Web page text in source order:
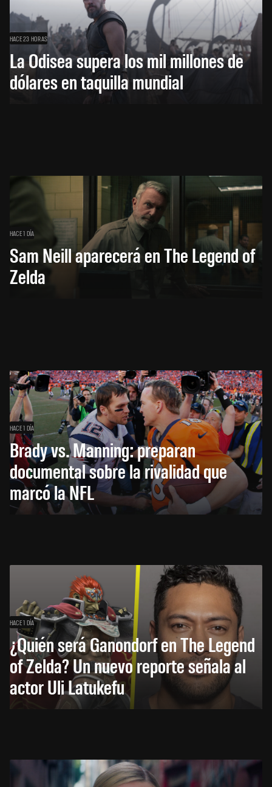
HACE 23 HORAS
La Odisea supera los mil millones de
dólares en taquilla mundial
HACE 1 DÍA
Sam Neill aparecerá en The Legend of
Zelda
HACE 1 DÍA
Brady vs. Manning: preparan
documental sobre la rivalidad que
marcó la NFL
HACE 1 DÍA
¿Quién será Ganondorf en The Legend
of Zelda? Un nuevo reporte señala al
actor Uli Latukefu